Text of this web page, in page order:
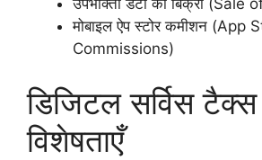
उपभोक्ता डेटा की बिक्री (Sale
मोबाइल ऐप स्टोर कमीशन (App
Commissions)
डिजिटल सर्विस
विशेषताएँ